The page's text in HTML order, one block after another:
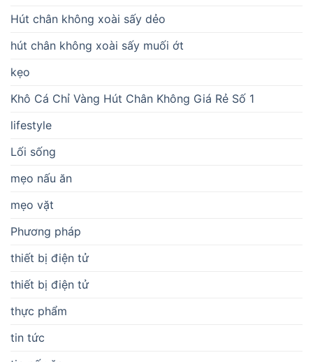
Hút chân không xoài sấy dẻo
hút chân không xoài sấy muối ớt
kẹo
Khô Cá Chỉ Vàng Hút Chân Không Giá Rẻ Số 1
lifestyle
Lối sống
mẹo nấu ăn
mẹo vặt
Phương pháp
thiết bị điện tử
thiết bị điện tử
thực phẩm
tin tức